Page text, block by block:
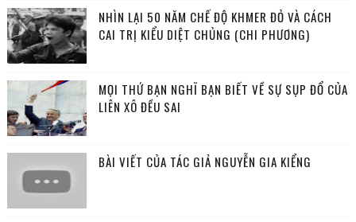
NHÌN LẠI 50 NĂM CHẾ ĐỘ KHMER ĐỎ VÀ CÁCH
CAI TRỊ KIỂU DIỆT CHỦNG (CHI PHƯƠNG)
MỌI THỨ BẠN NGHĨ BẠN BIẾT VỀ SỰ SỤP ĐỔ CỦA
LIÊN XÔ ĐỀU SAI
BÀI VIẾT CỦA TÁC GIẢ NGUYỄN GIA KIỂNG